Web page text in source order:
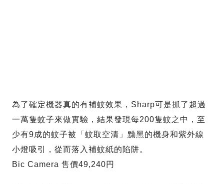
為了確定機器真的有補蚊效果，Sharp可是抓了超過
一萬隻蚊子來做實驗，結果發現每200隻蚊之中，至
少有9成的蚊子被「蚊取空清」黝黑的機身和紫外線
小燈吸引，從而落入補蚊紙的陷阱。
Bic Camera 售價49,240円